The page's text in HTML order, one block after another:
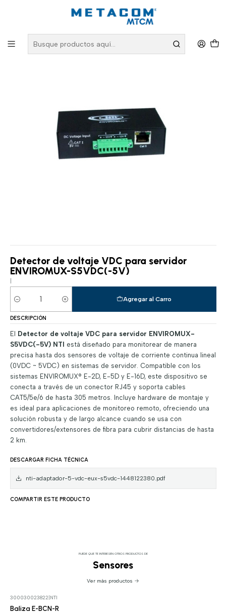
PRODUCTOS Monitoreo Ambiental
Detector de voltaje VDC para servidor ENVIROMUX-S5VDC(-5V)
Detector de voltaje VDC para servidor
ENVIROMUX-S5VDC(-5V)
Cantidad
Agregar al Carro
DESCRIPCIÓN
El
Detector de voltaje VDC para servidor ENVIROMUX-
S5VDC(-5V) NTI
está diseñado para monitorear de manera
precisa hasta dos sensores de voltaje de corriente continua lineal
(0VDC ~ 5VDC) en sistemas de servidor. Compatible con los
sistemas ENVIROMUX® E-2D, E-5D y E-16D, este dispositivo se
conecta a través de un conector RJ45 y soporta cables
CAT5/5e/6 de hasta 305 metros. Incluye hardware de montaje y
es ideal para aplicaciones de monitoreo remoto, ofreciendo una
solución robusta y de largo alcance cuando se usa con
convertidores/extensores de fibra para cubrir distancias de hasta
2 km.
DESCARGAR FICHA TÉCNICA
nti-adaptador-5-vdc-eux-s5vdc-1448122380.pdf
COMPARTIR ESTE PRODUCTO
PUEDE QUE TE INTERESEN OTROS PRODUCTOS DE
Sensores
Ver más productos
300030023822 NTI
Baliza E-BCN-R